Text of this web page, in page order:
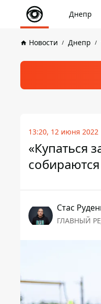
Днепр
Новости Днепр
13:20, 12 июня 2022
«Купаться
Стаc
ГЛАВНЫЙ